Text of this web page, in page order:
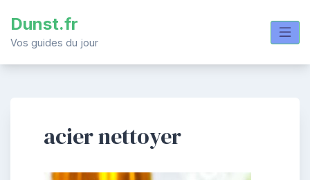
content
Dunst.fr
Vos guides du jour
acier nettoyer